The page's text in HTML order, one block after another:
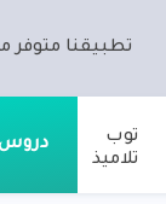
تطبيقنا متوفر
توب
تلاميذ